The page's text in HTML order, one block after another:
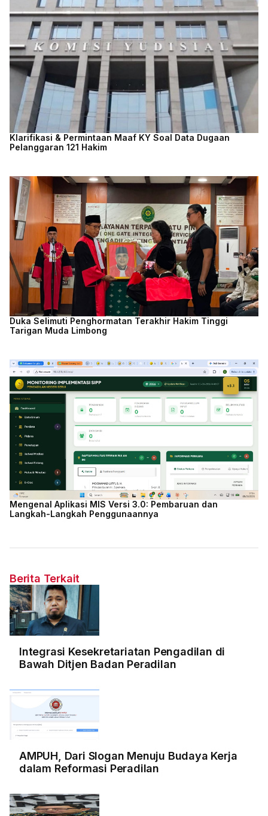
Klarifikasi & Permintaan Maaf KY Soal Data Dugaan
Pelanggaran 121 Hakim
Duka Selimuti Penghormatan Terakhir Hakim Tinggi
Tarigan Muda Limbong
Mengenal Aplikasi MIS Versi 3.0: Pembaruan dan
Langkah-Langkah Penggunaannya
Berita Terkait
Integrasi Kesekretariatan Pengadilan di
Bawah Ditjen Badan Peradilan
AMPUH, Dari Slogan Menuju Budaya Kerja
dalam Reformasi Peradilan